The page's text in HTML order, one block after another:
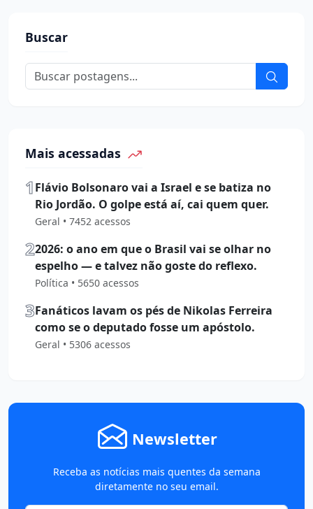
Buscar
Mais acessadas
1Flávio Bolsonaro vai a Israel e se batiza no
Rio Jordão. O golpe está aí, cai quem quer.
Geral • 7452 acessos
22026: o ano em que o Brasil vai se olhar no
espelho — e talvez não goste do reflexo.
Política • 5650 acessos
3Fanáticos lavam os pés de Nikolas Ferreira
como se o deputado fosse um apóstolo.
Geral • 5306 acessos
Newsletter
Receba as notícias mais quentes da semana
diretamente no seu email.